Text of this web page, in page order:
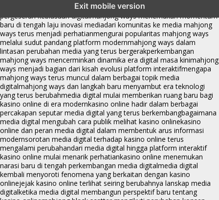
Exit mobile version
fenomena mahjong ways muncul bersama
pergeseran kebiasaan digitalmahjong ways menemukan momentum
baru di tengah laju inovasi mediadari komunitas ke media mahjong
ways terus menjadi perhatianmengurai popularitas mahjong ways
melalui sudut pandang platform modernmahjong ways dalam
lintasan perubahan media yang terus bergerakperkembangan
mahjong ways mencerminkan dinamika era digital masa kinimahjong
ways menjadi bagian dari kisah evolusi platform interaktifmengapa
mahjong ways terus muncul dalam berbagai topik media
digitalmahjong ways dan langkah baru menyambut era teknologi
yang terus berubahmedia digital mulai memberikan ruang baru bagi
kasino online di era modernkasino online hadir dalam berbagai
percakapan seputar media digital yang terus berkembangbagaimana
media digital mengubah cara publik melihat kasino onlinekasino
online dan peran media digital dalam membentuk arus informasi
modernsorotan media digital terhadap kasino online terus
mengalami perubahandari media digital hingga platform interaktif
kasino online mulai menarik perhatiankasino online menemukan
narasi baru di tengah perkembangan media digitalmedia digital
kembali menyoroti fenomena yang berkaitan dengan kasino
onlinejejak kasino online terlihat seiring berubahnya lanskap media
digitalketika media digital membangun perspektif baru tentang